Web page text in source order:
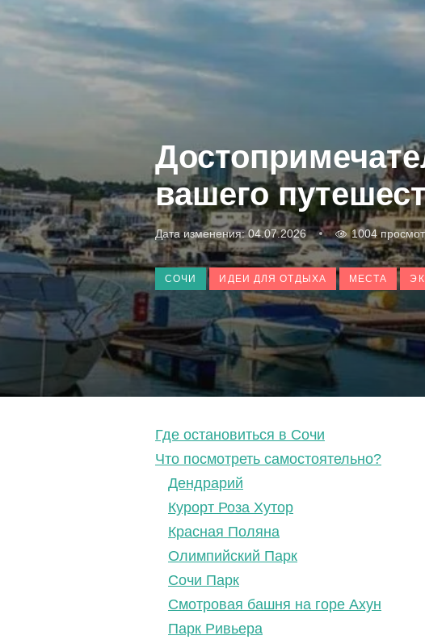
вашего
Дата изменения: 04.07.2026 1004
СОЧИ ИДЕИ ДЛЯ ОТДЫХА МЕСТА
Где остановиться в Сочи
Что посмотреть самостоятельно?
Дендрарий
Курорт Роза Хутор
Красная Поляна
Олимпийский Парк
Сочи Парк
Смотровая башня на горе Ахун
Парк Ривьера